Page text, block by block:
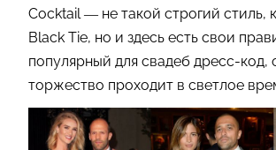
Cocktail — не такой строгий стиль,
Black Tie, но и здесь есть свои
популярный для свадеб дресс-код,
торжество проходит в светлое